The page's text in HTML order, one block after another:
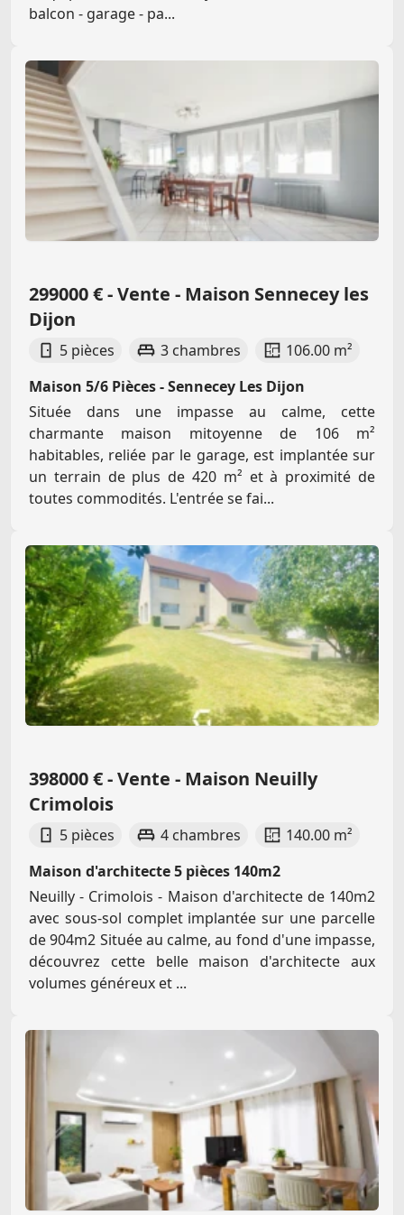
balcon - garage - pa...
299000 € - Vente - Maison Sennecey les
Dijon
5 pièces 3 chambres
106.00 m²
Maison 5/6 Pièces - Sennecey Les Dijon
Située dans une impasse au calme, cette
charmante maison mitoyenne de 106 m²
habitables, reliée par le garage, est implantée sur
un terrain de plus de 420 m² et à proximité de
toutes commodités. L'entrée se fai...
398000 € - Vente - Maison Neuilly
Crimolois
5 pièces 4 chambres
140.00 m²
Maison d'architecte 5 pièces 140m2
Neuilly - Crimolois - Maison d'architecte de 140m2
avec sous-sol complet implantée sur une parcelle
de 904m2 Située au calme, au fond d'une impasse,
découvrez cette belle maison d'architecte aux
volumes généreux et ...